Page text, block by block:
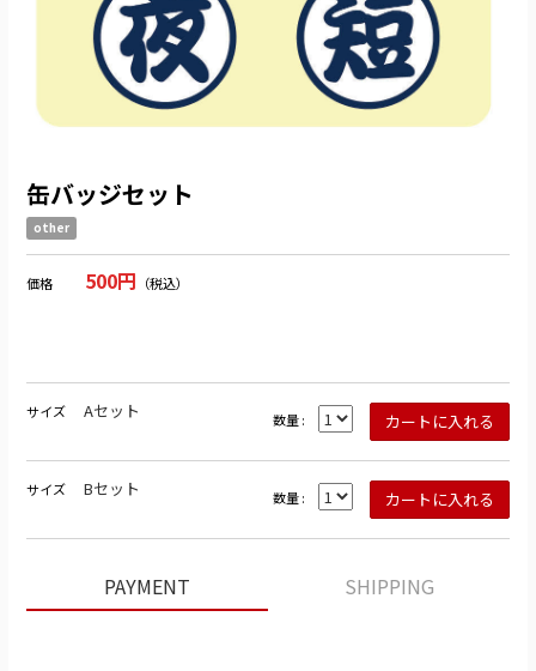
缶バッジセット
other
価格 500円 （税込）
サイズ Aセット 数量 :
サイズ Bセット 数量 :
PAYMENT SHIPPING